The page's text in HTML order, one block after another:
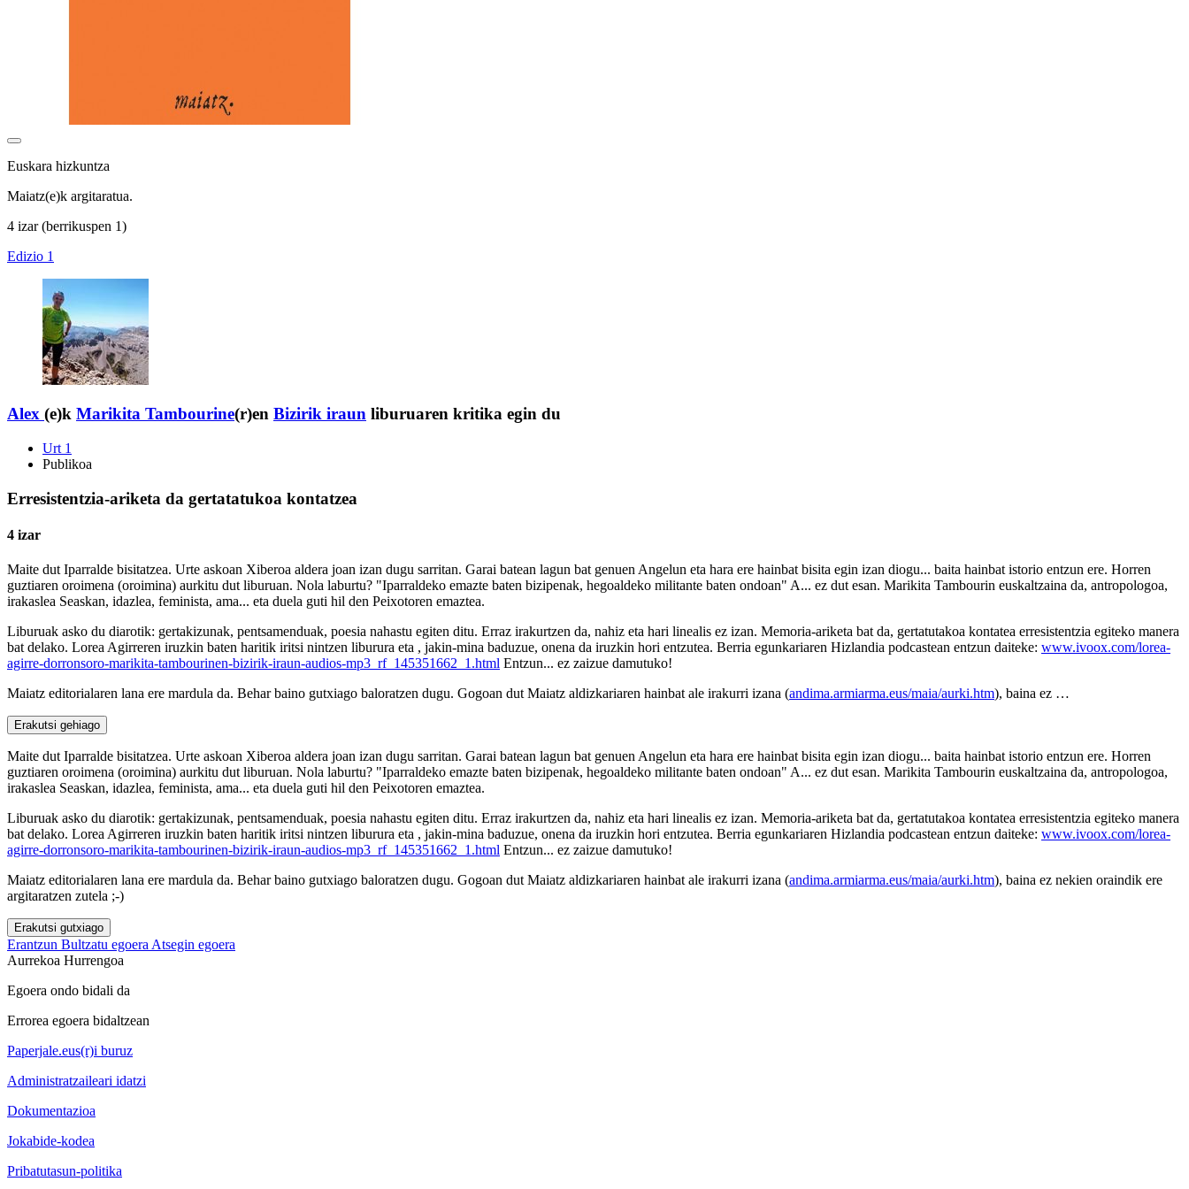
Euskara hizkuntza
Maiatz(e)k argitaratua.
4 izar(berrikuspen 1)
Edizio 1
Alex (e)k Marikita Tambourine(r)en Bizirik iraun liburuaren kritika egin du
Urt 1
Publikoa
Erresistentzia-ariketa da gertatatukoa kontatzea
4 izar
Maite dut Iparralde bisitatzea. Urte askoan Xiberoa aldera joan izan dugu sarritan. Garai batean lagun bat genuen Angelun eta hara ere hainbat bisita egin izan diogu... baita hainbat istorio entzun ere. Horren
guztiaren oroimena (oroimina) aurkitu dut liburuan. Nola laburtu? "Iparraldeko emazte baten bizipenak, hegoaldeko militante baten ondoan" A... ez dut esan. Marikita Tambourin euskaltzaina da, antropologoa,
irakaslea Seaskan, idazlea, feminista, ama... eta duela guti hil den Peixotoren emaztea.
Liburuak asko du diarotik: gertakizunak, pentsamenduak, poesia nahastu egiten ditu. Erraz irakurtzen da, nahiz eta hari linealis ez izan. Memoria-ariketa bat da, gertatutakoa kontatea erresistentzia egiteko manera
bat delako. Lorea Agirreren iruzkin baten haritik iritsi nintzen liburura eta , jakin-mina baduzue, onena da iruzkin hori entzutea. Berria egunkariaren Hizlandia podcastean entzun daiteke: www.ivoox.com/lorea-
agirre-dorronsoro-marikita-tambourinen-bizirik-iraun-audios-mp3_rf_145351662_1.html Entzun... ez zaizue damutuko!
Maiatz editorialaren lana ere mardula da. Behar baino gutxiago baloratzen dugu. Gogoan dut Maiatz aldizkariaren hainbat ale irakurri izana (andima.armiarma.eus/maia/aurki.htm), baina ez …
Erakutsi gehiago
Maite dut Iparralde bisitatzea. Urte askoan Xiberoa aldera joan izan dugu sarritan. Garai batean lagun bat genuen Angelun eta hara ere hainbat bisita egin izan diogu... baita hainbat istorio entzun ere. Horren
guztiaren oroimena (oroimina) aurkitu dut liburuan. Nola laburtu? "Iparraldeko emazte baten bizipenak, hegoaldeko militante baten ondoan" A... ez dut esan. Marikita Tambourin euskaltzaina da, antropologoa,
irakaslea Seaskan, idazlea, feminista, ama... eta duela guti hil den Peixotoren emaztea.
Liburuak asko du diarotik: gertakizunak, pentsamenduak, poesia nahastu egiten ditu. Erraz irakurtzen da, nahiz eta hari linealis ez izan. Memoria-ariketa bat da, gertatutakoa kontatea erresistentzia egiteko manera
bat delako. Lorea Agirreren iruzkin baten haritik iritsi nintzen liburura eta , jakin-mina baduzue, onena da iruzkin hori entzutea. Berria egunkariaren Hizlandia podcastean entzun daiteke: www.ivoox.com/lorea-
agirre-dorronsoro-marikita-tambourinen-bizirik-iraun-audios-mp3_rf_145351662_1.html Entzun... ez zaizue damutuko!
Maiatz editorialaren lana ere mardula da. Behar baino gutxiago baloratzen dugu. Gogoan dut Maiatz aldizkariaren hainbat ale irakurri izana (andima.armiarma.eus/maia/aurki.htm), baina ez nekien oraindik ere
argitaratzen zutela ;-)
Erakutsi gutxiago
Erantzun Bultzatu egoera Atsegin egoera
Aurrekoa Hurrengoa
Egoera ondo bidali da
Errorea egoera bidaltzean
Paperjale.eus(r)i buruz
Administratzaileari idatzi
Dokumentazioa
Jokabide-kodea
Pribatutasun-politika